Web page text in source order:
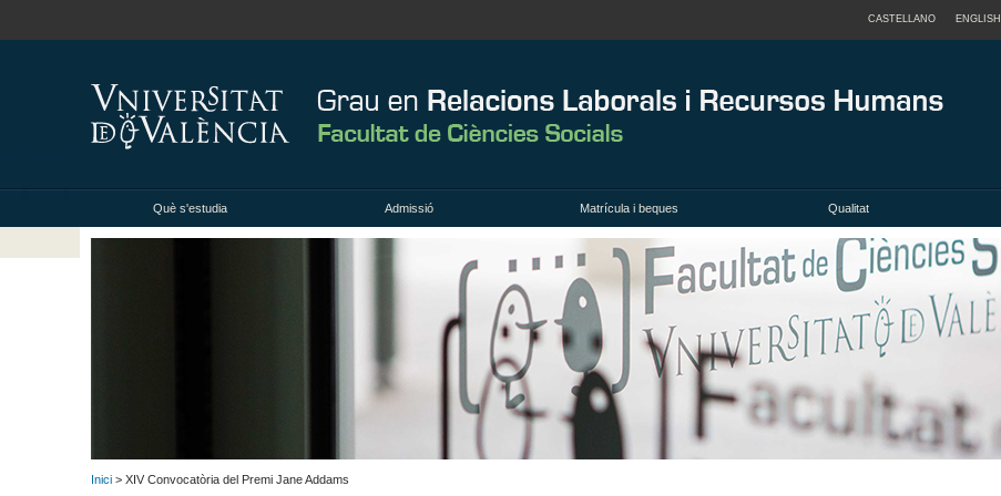
CASTELLANO ENGLISH
Què s'estudia Admissió Matrícula i beques Qualitat
Inici > XIV Convocatòria del Premi Jane Addams